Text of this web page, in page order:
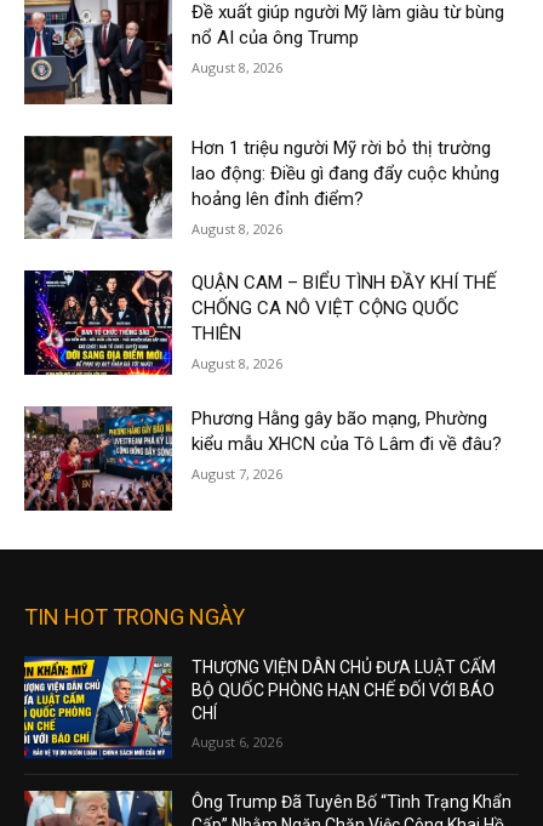
Đề xuất giúp người Mỹ làm giàu từ bùng
nổ AI của ông Trump
August 8, 2026
Hơn 1 triệu người Mỹ rời bỏ thị trường
lao động: Điều gì đang đẩy cuộc khủng
hoảng lên đỉnh điểm?
August 8, 2026
QUẬN CAM – BIỂU TÌNH ĐẦY KHÍ THẾ
CHỐNG CA NÔ VIỆT CỘNG QUỐC
THIÊN
August 8, 2026
Phương Hằng gây bão mạng, Phường
kiểu mẫu XHCN của Tô Lâm đi về đâu?
August 7, 2026
TIN HOT TRONG NGÀY
THƯỢNG VIỆN DÂN CHỦ ĐƯA LUẬT CẤM
BỘ QUỐC PHÒNG HẠN CHẾ ĐỐI VỚI BÁO
CHÍ
August 6, 2026
Ông Trump Đã Tuyên Bố “Tình Trạng Khẩn